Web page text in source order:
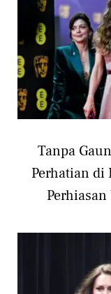
Tanpa
Perhatian di